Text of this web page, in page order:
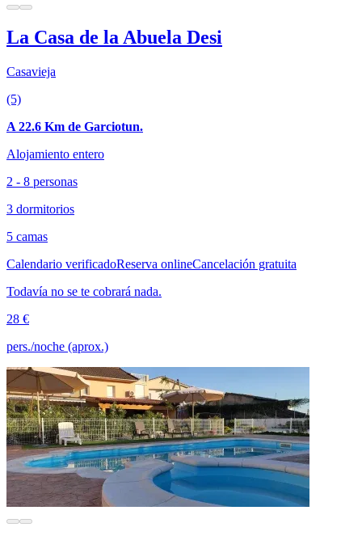
La Casa de la Abuela Desi
Casavieja
(5)
A 22.6 Km de Garciotun.
Alojamiento entero
2 - 8 personas
3 dormitorios
5 camas
Calendario verificadoReserva onlineCancelación gratuita
Todavía no se te cobrará nada.
28 €
pers./noche (aprox.)